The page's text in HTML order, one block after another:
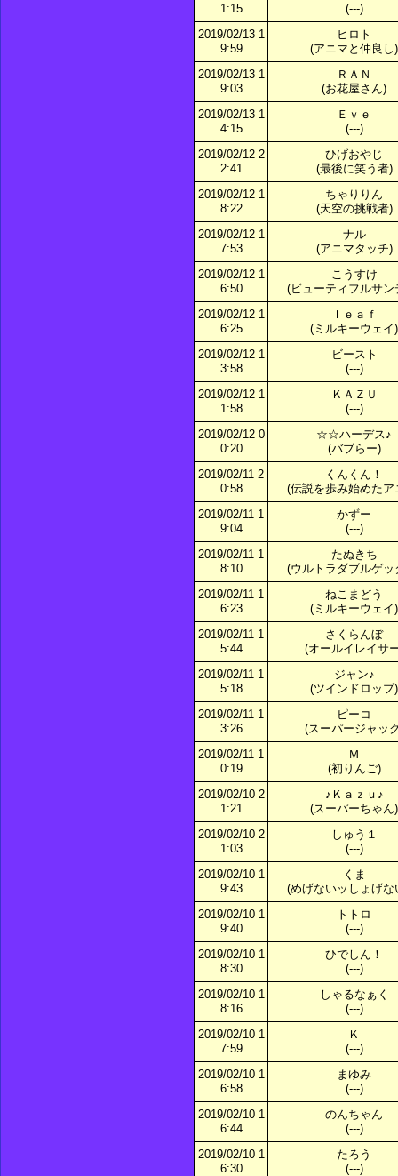
1:15
(---)
2019/02/13 1
9:59
ヒロト
(アニマと仲良し)
2019/02/13 1
9:03
ＲＡＮ
(お花屋さん)
2019/02/13 1
4:15
Ｅｖｅ
(---)
2019/02/12 2
2:41
ひげおやじ
(最後に笑う者)
2019/02/12 1
8:22
ちゃりりん
(天空の挑戦者)
2019/02/12 1
7:53
ナル
(アニマタッチ)
2019/02/12 1
6:50
こうすけ
(ビューティフルサン
2019/02/12 1
6:25
ｌｅａｆ
(ミルキーウェイ)
2019/02/12 1
3:58
ビースト
(---)
2019/02/12 1
1:58
ＫＡＺＵ
(---)
2019/02/12 0
0:20
☆☆ハーデス♪
(バブらー)
2019/02/11 2
0:58
くんくん！
(伝説を歩み始めたア
2019/02/11 1
9:04
かずー
(---)
2019/02/11 1
8:10
たぬきち
(ウルトラダブルゲッ
2019/02/11 1
6:23
ねこまどう
(ミルキーウェイ)
2019/02/11 1
5:44
さくらんぼ
(オールイレイサ
2019/02/11 1
5:18
ジャン♪
(ツインドロップ)
2019/02/11 1
3:26
ピーコ
(スーパージャッ
2019/02/11 1
0:19
Ｍ
(初りんご)
2019/02/10 2
1:21
♪Ｋａｚｕ♪
(スーパーちゃん)
2019/02/10 2
1:03
しゅう１
(---)
2019/02/10 1
9:43
くま
(めげないッしょげな
2019/02/10 1
9:40
トトロ
(---)
2019/02/10 1
8:30
ひでしん！
(---)
2019/02/10 1
8:16
しゃるなぁく
(---)
2019/02/10 1
7:59
Ｋ
(---)
2019/02/10 1
6:58
まゆみ
(---)
2019/02/10 1
6:44
のんちゃん
(---)
2019/02/10 1
6:30
たろう
(---)